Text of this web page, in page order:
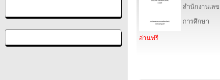
สำนักงานเล
การศึกษา
อ่านฟรี